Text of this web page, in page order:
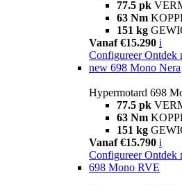
77.5 pk
63 Nm
151 kg
Vanaf €15.290 i
Configureer Ontdek
new 698 Mono Nera
Hypermotard 698
77.5 pk
63 Nm
151 kg
Vanaf €15.790 i
Configureer Ontdek
698 Mono RVE